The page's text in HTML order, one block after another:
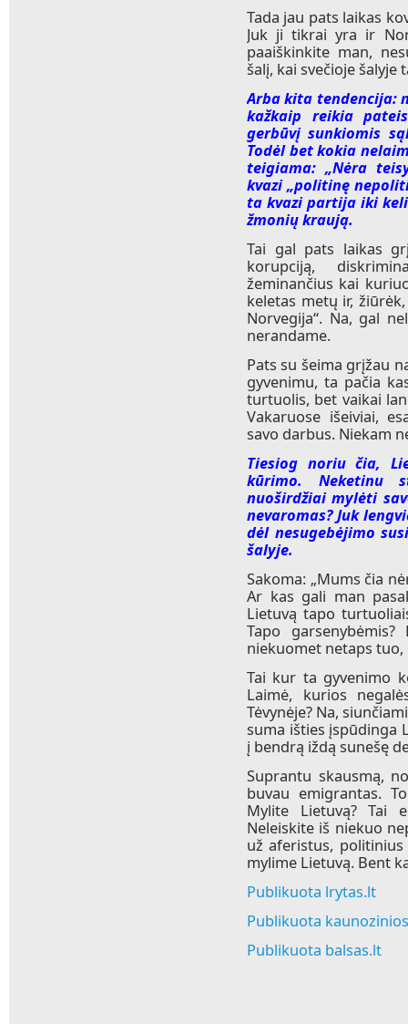
Tada jau pats laikas
Juk ji tikrai yra ir
paaiškinkite man,
šalį, kai svečioje
Arba kita tendencija:
kažkaip reikia
gerbūvį sunkiomis
Todėl bet kokia
teigiama: „Nėra
kvazi „politinę
ta kvazi partija iki
žmonių kraują.
Tai gal pats laikas
korupciją,
žeminančius kai
keletas metų ir,
Norvegija“. Na, gal
nerandame.
Pats su šeima grįžau
gyvenimu, ta pačia
turtuolis, bet vaikai
Vakaruose išeiviai,
savo darbus. Niekam
Tiesiog noriu čia,
kūrimo. Neketinu
nuoširdžiai mylėti
nevaromas? Juk
dėl nesugebėjimo
šalyje.
Sakoma: „Mums čia
Ar kas gali man
Lietuvą tapo
Tapo
niekuomet netaps tuo,
Tai kur ta gyvenimo
Laimė, kurios
Tėvynėje? Na,
suma išties įspūdinga
į bendrą iždą sunešę
Suprantu skausmą,
buvau emigrantas.
Mylite Lietuvą? Tai
Neleiskite iš niekuo
už aferistus,
mylime Lietuvą. Bent
Publikuota lrytas.lt
Publikuota
Publikuota balsas.lt